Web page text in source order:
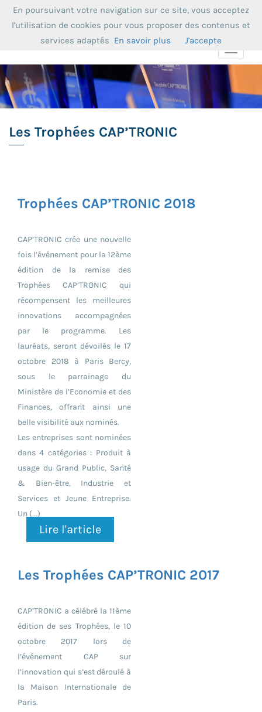
Toggle
Les Trophées CAP’TRONIC
Trophées CAP’TRONIC 2018
CAP’TRONIC crée une nouvelle
fois l’événement pour la 12ème
édition de la remise des
Trophées CAP’TRONIC qui
récompensent les meilleures
innovations accompagnées
par le programme. Les
lauréats, seront dévoilés le 17
octobre 2018 à Paris Bercy,
sous le parrainage du
Ministère de l’Economie et des
Finances, offrant ainsi une
belle visibilité aux nominés.
Les entreprises sont nominées
dans 4 catégories : Produit à
usage du Grand Public, Santé
& Bien-être, Industrie et
Services et Jeune Entreprise.
Un (...)
Lire l'article
Les Trophées CAP’TRONIC 2017
CAP’TRONIC a célébré la 11ème
édition de ses Trophées, le 10
octobre 2017 lors de
l’événement CAP sur
l’innovation qui s’est déroulé à
la Maison Internationale de
Paris.
En poursuivant votre navigation sur ce site, vous acceptez
l'utilisation de cookies pour vous proposer des contenus et
services adaptés En savoir plus J'accepte